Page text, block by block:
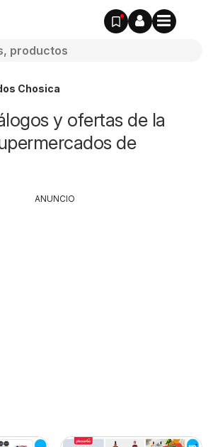
Chosica
y ofertas de la
de
ANUNCIO